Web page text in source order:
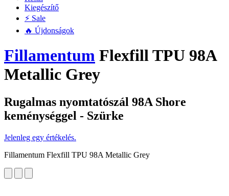
Kiegészítő
⚡ Sale
🔥 Újdonságok
Fillamentum Flexfill TPU 98A
Metallic Grey
Rugalmas nyomtatószál 98A Shore
keménységgel - Szürke
Jelenleg egy értékelés.
Fillamentum Flexfill TPU 98A Metallic Grey